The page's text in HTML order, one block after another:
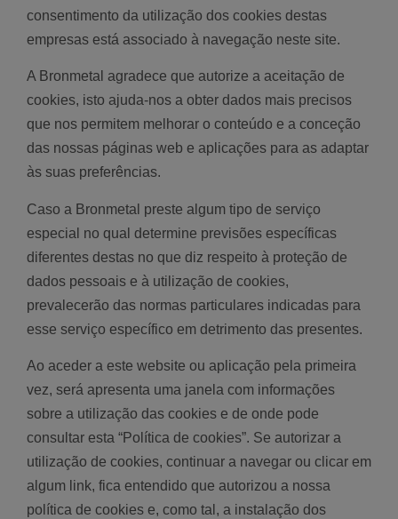
consentimento da utilização dos cookies destas
empresas está associado à navegação neste site.
A Bronmetal agradece que autorize a aceitação de
cookies, isto ajuda-nos a obter dados mais precisos
que nos permitem melhorar o conteúdo e a conceção
das nossas páginas web e aplicações para as adaptar
às suas preferências.
Caso a Bronmetal preste algum tipo de serviço
especial no qual determine previsões específicas
diferentes destas no que diz respeito à proteção de
dados pessoais e à utilização de cookies,
prevalecerão das normas particulares indicadas para
esse serviço específico em detrimento das presentes.
Ao aceder a este website ou aplicação pela primeira
vez, será apresenta uma janela com informações
sobre a utilização das cookies e de onde pode
consultar esta “Política de cookies”. Se autorizar a
utilização de cookies, continuar a navegar ou clicar em
algum link, fica entendido que autorizou a nossa
política de cookies e, como tal, a instalação dos